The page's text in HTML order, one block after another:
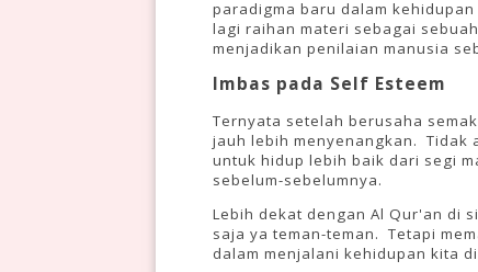
paradigma baru dalam
lagi raihan materi sebagai
menjadikan penilaian manusia
Imbas pada Self Esteem
Ternyata setelah berusaha
jauh lebih menyenangkan. Tidak
untuk hidup lebih baik dari segi
sebelum-sebelumnya.
Lebih dekat dengan Al Qur'an di
saja ya teman-teman. Tetapi
dalam menjalani kehidupan kita